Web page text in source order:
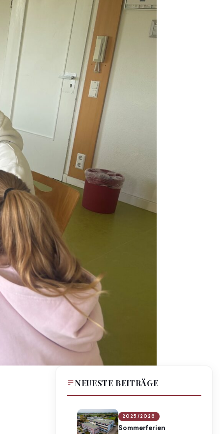
NEUESTE BEITRÄGE
2025/2026
Sommerferien